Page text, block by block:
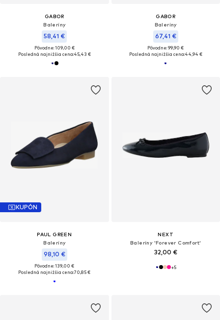
GABOR
Baleríny
58,41 €
Pôvodne: 109,00 €
Posledná najnižšia cena:45,43 €
GABOR
Baleríny
67,41 €
Pôvodne: 99,90 €
Posledná najnižšia cena:44,94 €
KUPÓN
PAUL GREEN
Baleríny
98,10 €
Pôvodne: 139,00 €
Posledná najnižšia cena:70,85 €
NEXT
Baleríny 'Forever Comfort'
32,00 €
+5